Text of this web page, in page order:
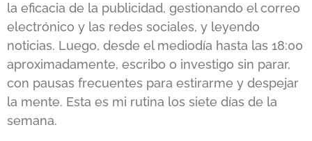
la eficacia de la publicidad, gestionando el correo
electrónico y las redes sociales, y leyendo
noticias. Luego, desde el mediodía hasta las 18:00
aproximadamente, escribo o investigo sin parar,
con pausas frecuentes para estirarme y despejar
la mente. Esta es mi rutina los siete días de la
semana.